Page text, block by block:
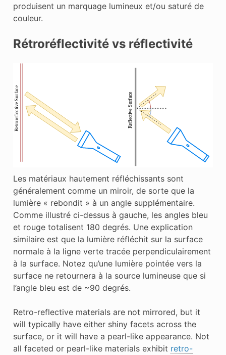
produisent un marquage lumineux et/ou saturé de
couleur.
Rétroréflectivité vs réflectivité
Les matériaux hautement réfléchissants sont
généralement comme un miroir, de sorte que la
lumière « rebondit » à un angle supplémentaire.
Comme illustré ci-dessus à gauche, les angles bleu
et rouge totalisent 180 degrés. Une explication
similaire est que la lumière réfléchit sur la surface
normale à la ligne verte tracée perpendiculairement
à la surface. Notez qu’une lumière pointée vers la
surface ne retournera à la source lumineuse que si
l’angle bleu est de ~90 degrés.
Retro-reflective materials are not mirrored, but it
will typically have either shiny facets across the
surface, or it will have a pearl-like appearance. Not
all faceted or pearl-like materials exhibit retro-